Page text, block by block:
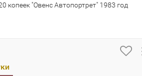
копеек "Овенс Автопортрет" 1983 год